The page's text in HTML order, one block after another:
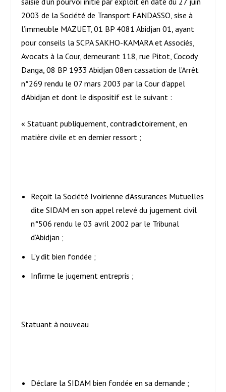
2003 de la Société de Transport FANDASSO, sise à
l’immeuble MAZUET, 01 BP 4081 Abidjan 01, ayant
pour conseils la SCPA SAKHO-KAMARA et Associés,
Avocats à la Cour, demeurant 118, rue Pitot, Cocody
Danga, 08 BP 1933 Abidjan 08en cassation de l’Arrêt
n°269 rendu le 07 mars 2003 par la Cour d’appel
d’Abidjan et dont le dispositif est le suivant :
« Statuant publiquement, contradictoirement, en
matière civile et en dernier ressort ;
Reçoit la Société Ivoirienne d’Assurances Mutuelles
dite SIDAM en son appel relevé du jugement civil
n°506 rendu le 03 avril 2002 par le Tribunal
d’Abidjan ;
L’y dit bien fondée ;
Infirme le jugement entrepris ;
Statuant à nouveau
Déclare la SIDAM bien fondée en sa demande ;